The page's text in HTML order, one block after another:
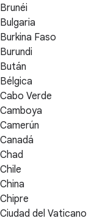
Brunéi
Bulgaria
Burkina Faso
Burundi
Bután
Bélgica
Cabo Verde
Camboya
Camerún
Canadá
Chad
Chile
China
Chipre
Ciudad del Vaticano